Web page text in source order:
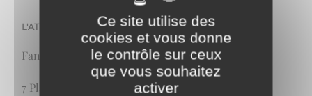
L'ATELIER FaBA (architecte)
Fannette BOUILLOUX
7 Place du Tertre
Ce site utilise des
cookies et vous donne
le contrôle sur ceux
que vous souhaitez
activer